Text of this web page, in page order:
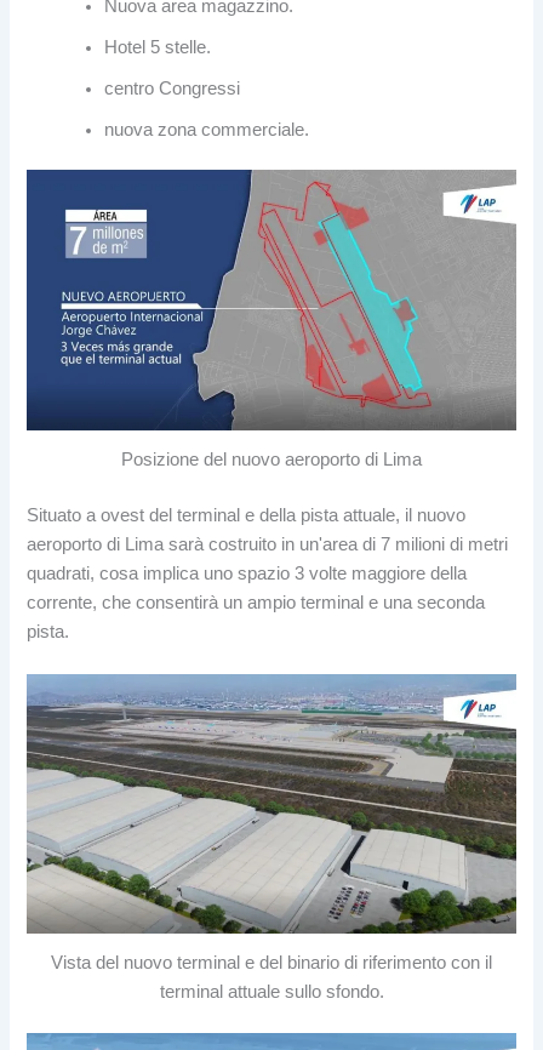
Nuova area magazzino.
Hotel 5 stelle.
centro Congressi
nuova zona commerciale.
Posizione del nuovo aeroporto di Lima
Situato a ovest del terminal e della pista attuale, il nuovo
aeroporto di Lima sarà costruito in un'area di 7 milioni di metri
quadrati, cosa implica uno spazio 3 volte maggiore della
corrente, che consentirà un ampio terminal e una seconda
pista.
Vista del nuovo terminal e del binario di riferimento con il
terminal attuale sullo sfondo.